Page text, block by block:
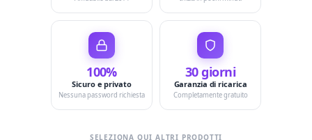
100%
Sicuro e privato
Nessuna password richiesta
30 giorni
Garanzia di ricarica
Completamente gratuito
SELEZIONA QUI ALTRI PRODOTTI